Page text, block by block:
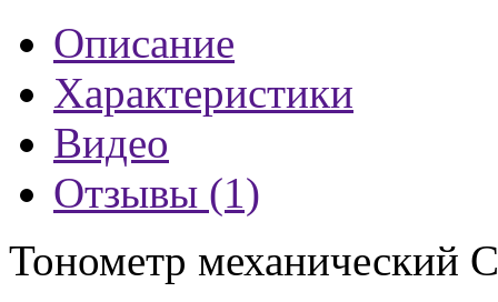
Описание
Характеристики
Видео
Отзывы (1)
​Тонометр механический